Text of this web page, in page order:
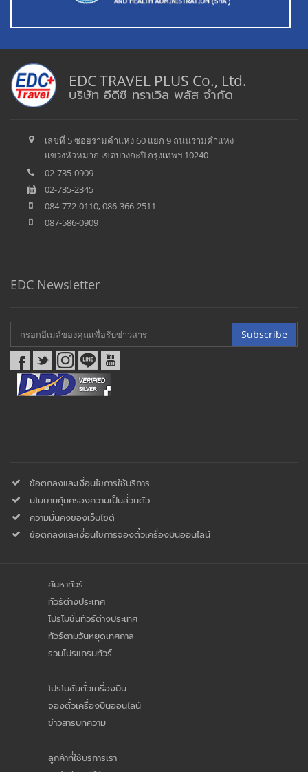
EDC TRAVEL PLUS Co., Ltd.
บริษัท อีดีซี ทราเวิล พลัส จำกัด
เลขที่ 5 ซอยรามคำแหง 60 แยก 9 ถนนรามคำแหง
แขวงหัวหมาก เขตบางกะปิ กรุงเทพฯ 10240
02-735-0909
02-735-2345
084-772-0110, 086-366-2511
087-586-0909
EDC Newsletter
Subscribe
ข้อตกลงและเงื่อนไขการใช้บริการ
นโยบายคุ้มครองความเป็นส่่วนตัว
ความมั่นคงของเว็บไซต์
ข้อตกลงและเงื่อนไขการจองตั๋วเครื่องบินออนไลน์
ค้นหาทัวร์
ทัวร์ต่างประเทศ
โปรโมชั่นทัวร์ต่างประเทศ
ทัวร์ตามวันหยุดเทศกาล
รวมโปรแกรมทัวร์
โปรโมชั่นตั๋วเครื่องบิน
จองตั๋วเครื่องบินออนไลน์
ข่าวสารบทความ
ลูกค้าที่ใช้บริการเรา